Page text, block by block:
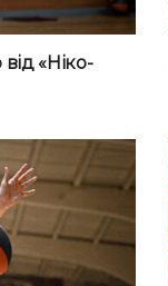
«Ніко-